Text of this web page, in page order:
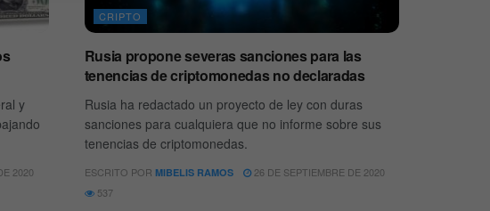
y
2020
CRIPTO
Rusia propone severas sanciones para las
tenencias de criptomonedas no declaradas
Rusia ha redactado un proyecto de ley con duras
sanciones para cualquiera que no informe sobre sus
tenencias de criptomonedas.
ESCRITO POR MIBELIS RAMOS
26 DE SEPTIEMBRE DE 2020
537